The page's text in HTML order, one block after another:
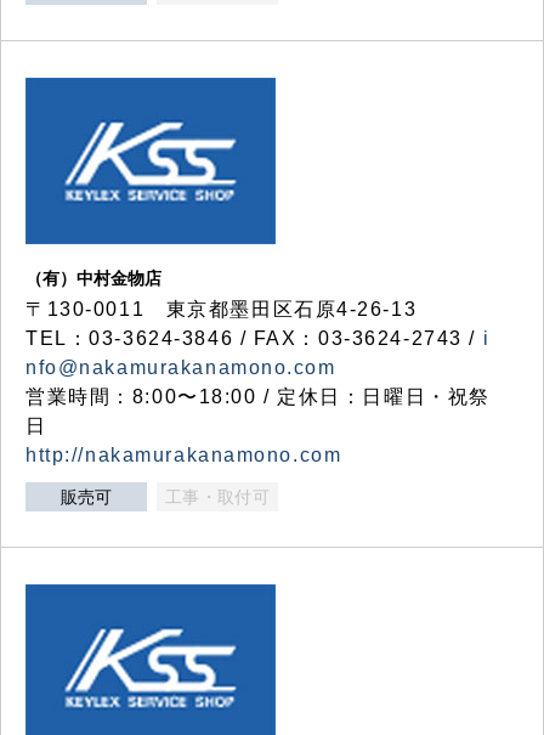
（有）中村金物店
〒130-0011 東京都墨田区石原4-26-13
TEL：03-3624-3846 / FAX：03-3624-2743 / i
nfo@nakamurakanamono.com
営業時間：8:00〜18:00 / 定休日：日曜日・祝祭
日
http://nakamurakanamono.com
販売可 工事・取付可